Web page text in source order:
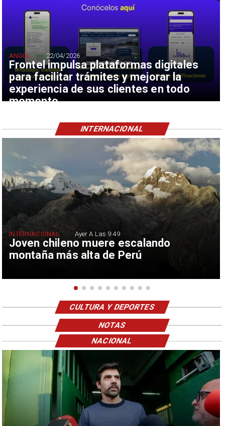
Frontel impulsa plataformas digitales
para facilitar trámites y mejorar la
experiencia de sus clientes en todo
momento
ANGOL 22/04/2026
Joven chileno muere escalando
montaña más alta de Perú
INTERNACIONAL Ayer A Las 9:49
INTERNACIONAL
CULTURA Y DEPORTES
NOTAS
NACIONAL